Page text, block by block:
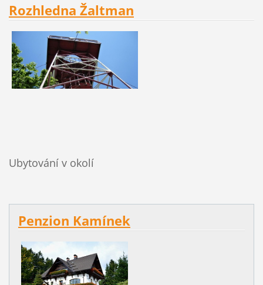
Rozhledna Žaltman
Ubytování v okolí
Penzion Kamínek